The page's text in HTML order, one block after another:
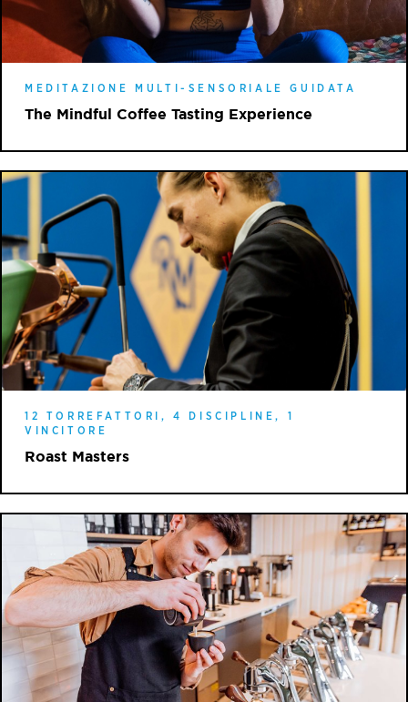
MEDITAZIONE MULTI-SENSORIALE GUIDATA
The Mindful Coffee Tasting Experience
12 TORREFATTORI, 4 DISCIPLINE, 1
VINCITORE
Roast Masters